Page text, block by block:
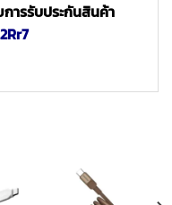
การรับประกันสินค้า